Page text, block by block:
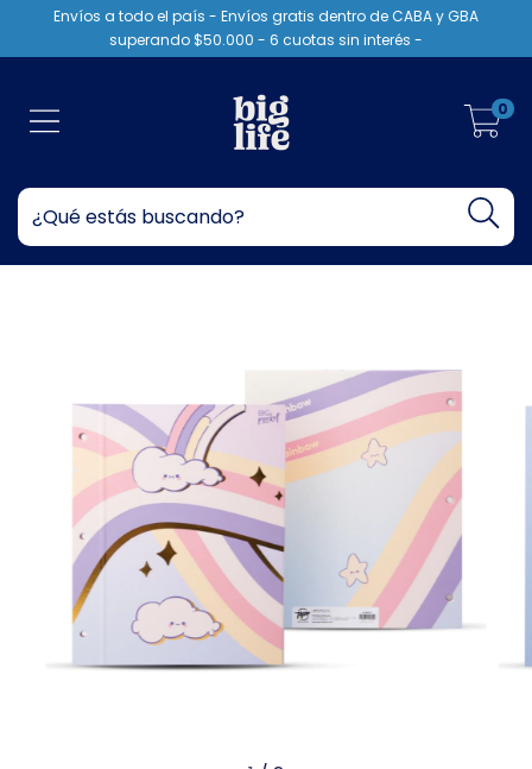
Envíos a todo el país - Envíos gratis dentro de CABA y GBA
superando $50.000 - 6 cuotas sin interés -
0